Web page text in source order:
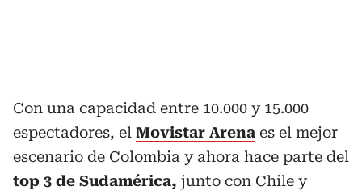
Con una capacidad entre 10.000 y 15.000
espectadores, el Movistar Arena es el mejor
escenario de Colombia y ahora hace parte del
top 3 de Sudamérica, junto con Chile y